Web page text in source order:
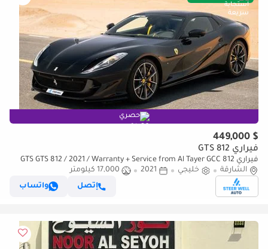
حصري
$ 449,000
فيراري 812 GTS
فيراري 812 GTS GTS 812 / 2021 / Warranty + Service from Al Tayer GCC
الشارقة
خليجي 2021
17,000 كيلومتر
إتصل
واتساب